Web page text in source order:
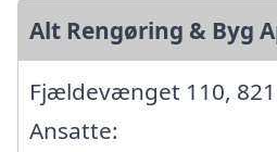
Alt Rengøring & Byg
Fjældevænget 110,
Ansatte: